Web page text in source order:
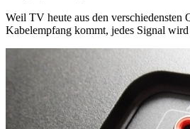
Weil TV heute aus den
Kabelempfang kommt, jedes Signal wird